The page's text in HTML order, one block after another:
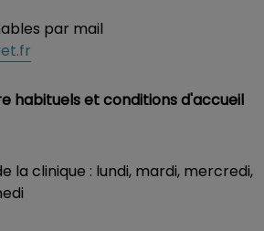
par mail
habituels et conditions d'accueil
la clinique : lundi, mardi, mercredi,